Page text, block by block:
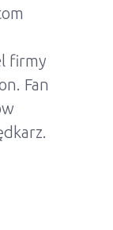
firmy
Fan